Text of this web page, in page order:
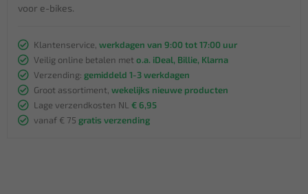
voor e-bikes.
Klantenservice, werkdagen van 9:00 tot 17:00 uur
Veilig online betalen met o.a. iDeal, Billie, Klarna
Verzending: gemiddeld 1-3 werkdagen
Groot assortiment, wekelijks nieuwe producten
Lage verzendkosten NL € 6,95
vanaf € 75 gratis verzending